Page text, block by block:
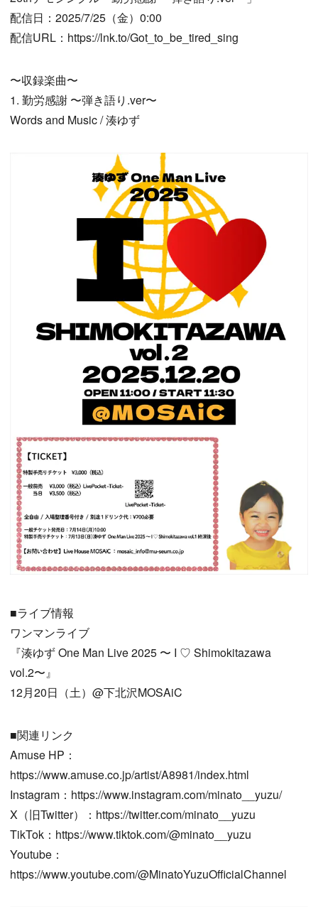
配信日：2025/7/25（金）0:00
配信URL：https://lnk.to/Got_to_be_tired_sing
〜収録楽曲〜
1. 勤労感謝 〜弾き語り.ver〜
Words and Music / 湊ゆず
■ライブ情報
ワンマンライブ
『湊ゆず One Man Live 2025 〜 I ♡ Shimokitazawa
vol.2〜』
12月20日（土）@下北沢MOSAiC
■関連リンク
Amuse HP：
https://www.amuse.co.jp/artist/A8981/index.html
Instagram：https://www.instagram.com/minato__yuzu/
X（旧Twitter）：https://twitter.com/minato__yuzu
TikTok：https://www.tiktok.com/@minato__yuzu
Youtube：
https://www.youtube.com/@MinatoYuzuOfficialChannel